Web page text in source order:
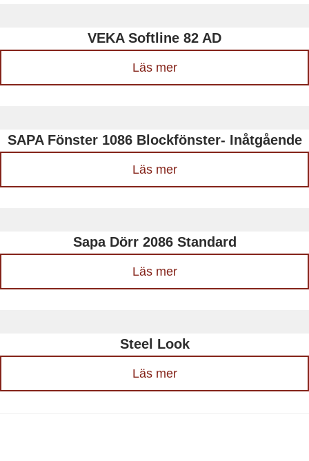
VEKA Softline 82 AD
Läs mer
SAPA Fönster 1086 Blockfönster- Inåtgående
Läs mer
Sapa Dörr 2086 Standard
Läs mer
Steel Look
Läs mer